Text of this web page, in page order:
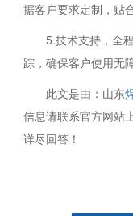
据客户要求定制，贴
5.技术支持，全
踪，确保客户使用无
此文是由：山东
信息请联系官方网站
详尽回答！